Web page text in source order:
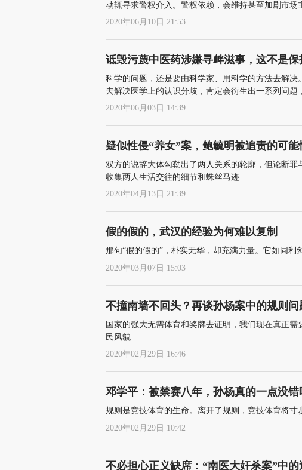
动辄寻求警权介入。警权依赖，会维持甚至加剧市场
2020年06月10日 21:53
诋毁污蔑中医药涉嫌寻衅滋事，这不是保
科学的问题，还是要由科学家、用科学的方法去解
去解决医学上的认识分歧，肯定会衍生出一系列问
2020年06月03日 14:39
疑似性侵“养女”案，鲍毓明被追责的可
双方的说辞大体勾勒出了两人关系的轮廓，但论断
收集两人生活交往的细节和蛛丝马迹
2020年04月13日 21:39
假的假的，武汉的经验为何难以复制
那句“假的假的”，朴实无华，却充满力量。它如同
2020年03月07日 15:03
不撞南墙不回头？再谈孙杨案中的规则问
国家的强大无需体育和奖牌去证明，我们现在真正
民风貌
2020年02月29日 16:46
邓学平：被禁赛八年，孙杨真的一点没错
规则是竞技体育的生命。离开了规则，竞技体育将寸
2020年02月29日 10:42
不必担心正义缺席：“南医大奸杀案”中